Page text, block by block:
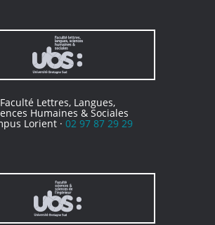
Faculté Lettres, Langues,
Humaines & Sociales
Lorient · 02 97 87 29 29